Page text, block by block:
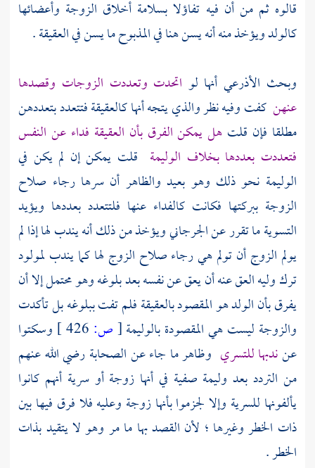
قالوه ثم من أن فيه تفاؤلا بسلامة أخلاق الزوجة وأعضائها
كالولد ويؤخذ منه أنه يسن هنا في المذبوح ما يسن في العقيقة .
وبحث الأذرعي أنها لو اتحدت وتعددت الزوجات وقصدها
عنهن كفت وفيه نظر والذي يتجه أنها كالعقيقة فتتعدد بتعددهن
مطلقا فإن قلت هل يمكن الفرق بأن العقيقة فداء عن النفس
فتعددت بعددها بخلاف الوليمة قلت يمكن إن لم يكن في
الوليمة نحو ذلك وهو بعيد والظاهر أن سرها رجاء صلاح
الزوجة ببركتها فكانت كالفداء عنها فلتتعدد بعددها ويؤيد
التسوية ما تقرر عنالجرجانيويؤخذ من ذلك أنه يندب لها إذا لم
يولم الزوج أن تولم هي رجاء صلاح الزوج لها كما يندب لمولود
ترك وليه العق عنه أن يعق عن نفسه بعد بلوغه وهو محتمل إلا أن
يفرق بأن الولد هو المقصود بالعقيقة فلم تفت ببلوغه بل تأكدت
والزوجة ليست هي المقصودة بالوليمة[ص:
وسكتوا
عنندبها للتسري وظاهر ما جاء عن الصحابة رضي الله عنهم
من التردد بعد وليمة صفية في أنها زوجة أو سرية أنهم كانوا
يألفونها للسرية وإلا لجزموا بأنها زوجة وعليه فلا فرق فيها بين
ذات الخطر وغيرها ؛ لأن القصد بها ما مر وهو لا يتقيد بذات
الخطر .